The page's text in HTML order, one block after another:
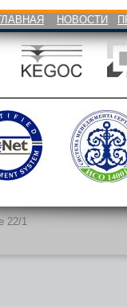
НОВОСТИ
22/1